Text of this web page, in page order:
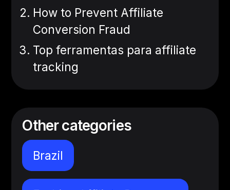
How to Prevent Affiliate
Conversion Fraud
Top ferramentas para affiliate
tracking
Other categories
Brazil